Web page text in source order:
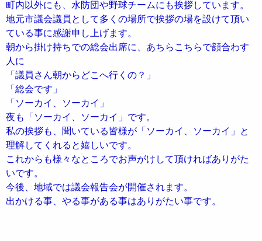
町内以外にも、水防団や野球チームにも挨拶しています。
地元市議会議員として多くの場所で挨拶の場を設けて頂い
ている事に感謝申し上げます。
朝から掛け持ちでの総会出席に、あちらこちらで顔合わす
人に
「議員さん朝からどこへ行くの？」
「総会です」
「ソーカイ、ソーカイ」
夜も「ソーカイ、ソーカイ」です。
私の挨拶も、聞いている皆様が「ソーカイ、ソーカイ」と
理解してくれると嬉しいです。
これからも様々なところでお声がけして頂ければありがた
いです。
今後、地域では議会報告会が開催されます。
出かける事、やる事がある事はありがたい事です。